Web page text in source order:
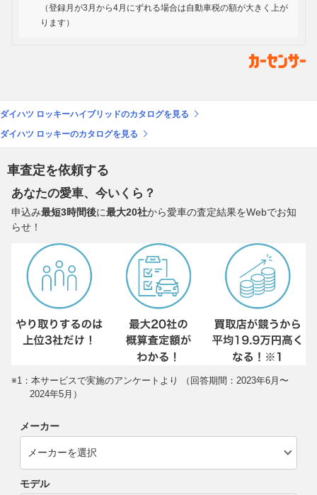
（登録月が3月から4月にずれる場合は自動車税の額が大きく上が
ります）
ダイハツ ロッキーハイブリッドのカタログを見る
ダイハツ ロッキーのカタログを見る
車査定を依頼する
あなたの愛車、今いくら？
申込み最短3時間後に最大20社から愛車の査定結果をWebでお知
らせ！
※1：本サービスで実施のアンケートより （回答期間：2023年6月〜
2024年5月）
メーカー
モデル